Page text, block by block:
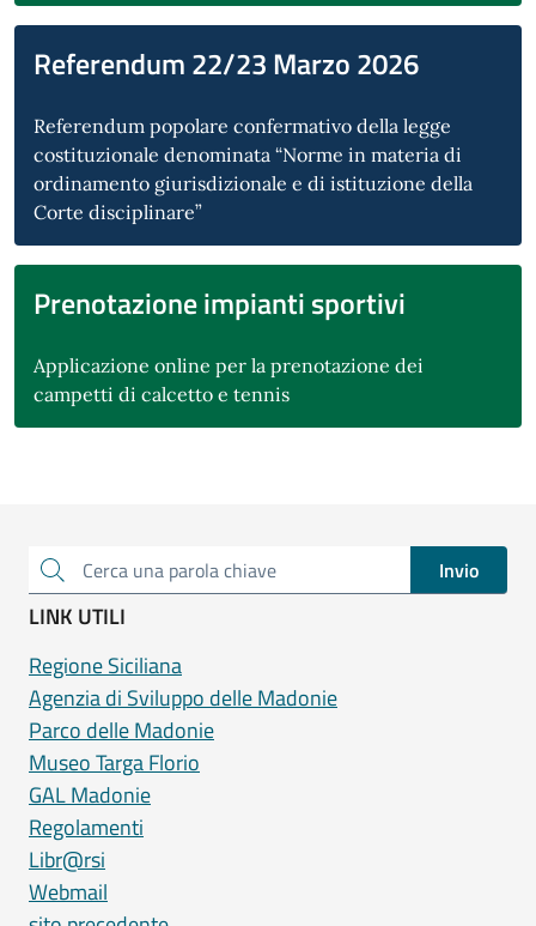
Referendum 22/23 Marzo 2026
Referendum popolare confermativo della legge
costituzionale denominata “Norme in materia di
ordinamento giurisdizionale e di istituzione della
Corte disciplinare”
Prenotazione impianti sportivi
Applicazione online per la prenotazione dei
campetti di calcetto e tennis
Cerca una parola chiave Invio
LINK UTILI
Regione Siciliana
Agenzia di Sviluppo delle Madonie
Parco delle Madonie
Museo Targa Florio
GAL Madonie
Regolamenti
Libr@rsi
Webmail